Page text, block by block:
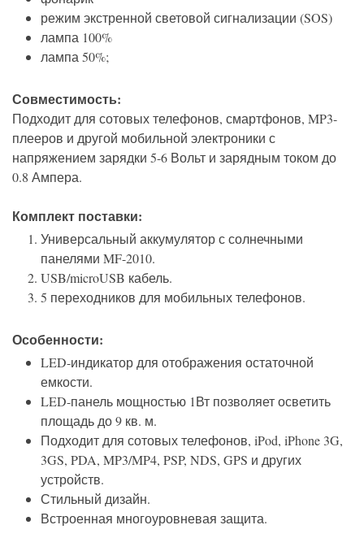
режим экстренной световой сигнализации (SOS)
лампа 100%
лампа 50%;
Совместимость:
Подходит для сотовых телефонов, смартфонов, MP3-
плееров и другой мобильной электроники с
напряжением зарядки 5-6 Вольт и зарядным током до
0.8 Ампера.
Комплект поставки:
Универсальный аккумулятор с солнечными
панелями MF-2010.
USB/microUSB кабель.
5 переходников для мобильных телефонов.
Особенности:
LED-индикатор для отображения остаточной
емкости.
LED-панель мощностью 1Вт позволяет осветить
площадь до 9 кв. м.
Подходит для сотовых телефонов, iPod, iPhone 3G,
3GS, PDA, MP3/MP4, PSP, NDS, GPS и других
устройств.
Стильный дизайн.
Встроенная многоуровневая защита.